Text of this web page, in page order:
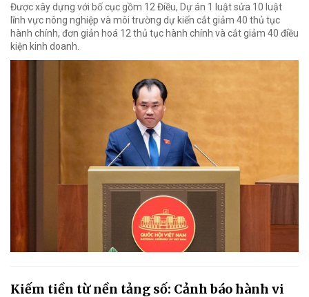
Được xây dựng với bố cục gồm 12 Điều, Dự án 1 luật sửa 10 luật
lĩnh vực nông nghiệp và môi trường dự kiến cắt giảm 40 thủ tục
hành chính, đơn giản hoá 12 thủ tục hành chính và cắt giảm 40 điều
kiện kinh doanh.
Kiếm tiền từ nền tảng số: Cảnh báo hành vi